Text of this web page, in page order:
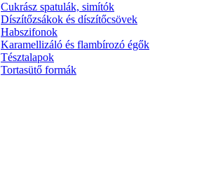
Cukrász spatulák, simítók
Díszítőzsákok és díszítőcsövek
Habszifonok
Karamellizáló és flambírozó égők
Tésztalapok
Tortasütő formák